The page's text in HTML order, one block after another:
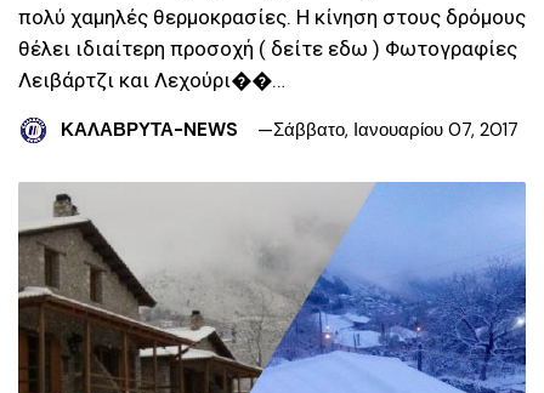
πολύ χαμηλές θερμοκρασίες. Η κίνηση στους δρόμους
θέλει ιδιαίτερη προσοχή ( δείτε εδω ) Φωτογραφίες
Λειβάρτζι και Λεχούρι��…
ΚΑΛΑΒΡΥΤΑ-NEWS Σάββατο, Ιανουαρίου 07, 2017